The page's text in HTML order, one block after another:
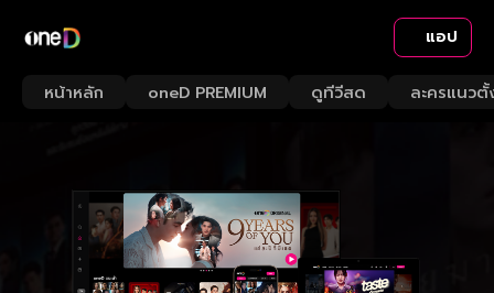
แอป
หน้าหลัก oneD PREMIUM ดูทีวีสด ละครแนวตั้